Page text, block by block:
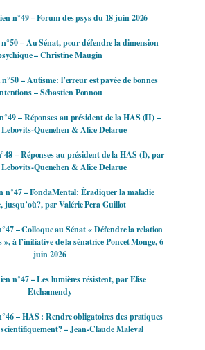
n°49 – Forum des psys du 18 juin 2026
– Au Sénat, pour défendre la dimension
– Christine Maugin
– Autisme: l’erreur est pavée de bonnes
– Sébastien Ponnou
– Réponses au président de la HAS (II) –
Quenehen & Alice Delarue
– Réponses au président de la HAS (I), par
Quenehen & Alice Delarue
n°47 – FondaMental: Éradiquer la maladie
jusqu’où?, par Valérie Pera Guillot
– Colloque au Sénat « Défendre la relation
», à l’initiative de la sénatrice Poncet Monge, 6
juin 2026
n°47 – Les lumières résistent, par Elise
Etchamendy
– HAS : Rendre obligatoires des pratiques
– Jean-Claude Maleval